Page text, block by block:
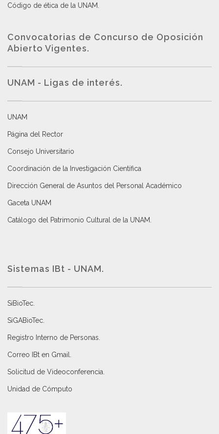
Código de ética de la UNAM
Convocatorias de Concurso de Oposición
Abierto Vigentes.
UNAM - Ligas de interés.
UNAM
Página del Rector
Consejo Universitario
Coordinación de la Investigación Científica
Dirección General de Asuntos del Personal Académico
Gaceta UNAM
Catálogo del Patrimonio Cultural de la UNAM.
Sistemas IBt - UNAM.
SiBioTec
SiGABioTec.
Registro Interno de Personas
Correo IBt en Gmail
Solicitud de Videoconferencia.
Unidad de Cómputo